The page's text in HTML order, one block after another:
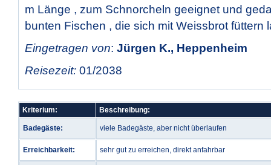
m Länge , zum Schnorcheln geeignet und
bunten Fischen , die sich mit Weissbrot füttern
Eingetragen von: Jürgen K., Heppenheim
Reisezeit: 01/2038
Kriterium: Beschreibung:
Badegäste: viele Badegäste, aber nicht überlaufen
Erreichbarkeit: sehr gut zu erreichen, direkt anfahrbar